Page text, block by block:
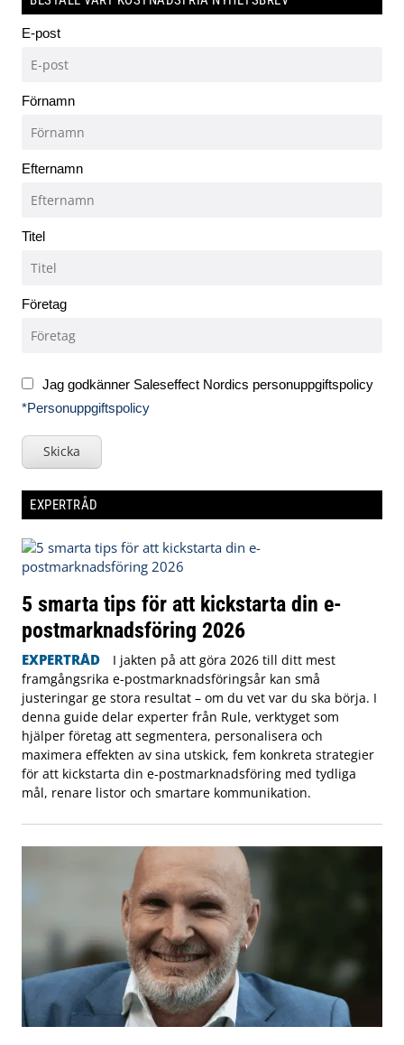
E-post
Förnamn
Efternamn
Titel
Företag
Jag godkänner Saleseffect Nordics personuppgiftspolicy
*Personuppgiftspolicy
Skicka
EXPERTRÅD
5 smarta tips för att kickstarta din e-
postmarknadsföring 2026
EXPERTRÅD
I jakten på att göra 2026 till ditt mest
framgångsrika e-postmarknadsföringsår kan små
justeringar ge stora resultat – om du vet var du ska börja. I
denna guide delar experter från Rule, verktyget som
hjälper företag att segmentera, personalisera och
maximera effekten av sina utskick, fem konkreta strategier
för att kickstarta din e-postmarknadsföring med tydliga
mål, renare listor och smartare kommunikation.